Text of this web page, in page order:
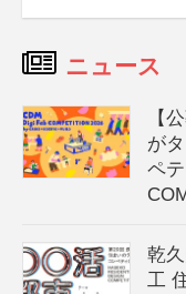
ニュース
【
が
ペ
乾
工